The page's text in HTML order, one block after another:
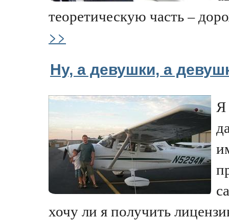
теоретическую часть –
>>
Ну, а девушки, а
Я
хочу ли я получить